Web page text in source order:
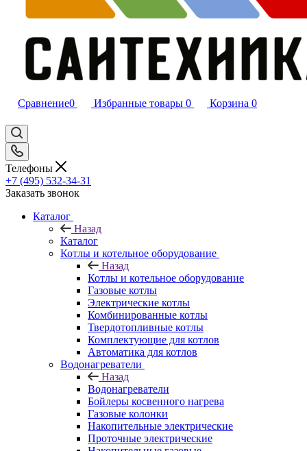
Сравнение0 Избранные товары 0 Корзина 0
Телефоны
+7 (495) 532‑34‑31
Заказать звонок
Каталог
Назад
Каталог
Котлы и котельное оборудование
Назад
Котлы и котельное оборудование
Газовые котлы
Электрические котлы
Комбинированные котлы
Твердотопливные котлы
Комплектующие для котлов
Автоматика для котлов
Водонагреватели
Назад
Водонагреватели
Бойлеры косвенного нагрева
Газовые колонки
Накопительные электрические
Проточные электрические